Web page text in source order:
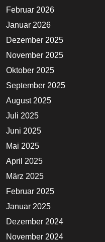
Februar 2026
Januar 2026
Dezember 2025
November 2025
Oktober 2025
September 2025
August 2025
Juli 2025
Juni 2025
Mai 2025
April 2025
März 2025
Februar 2025
Januar 2025
Dezember 2024
November 2024